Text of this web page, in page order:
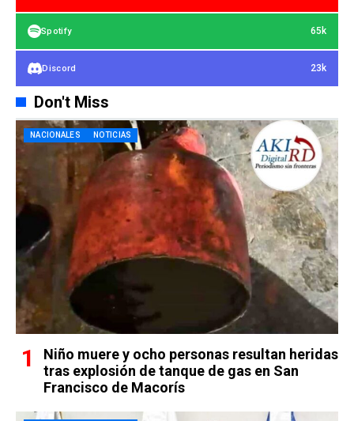
Spotify 65k
Discord 23k
Don't Miss
NACIONALES NOTICIAS
Niño muere y ocho personas resultan heridas
tras explosión de tanque de gas en San
Francisco de Macorís